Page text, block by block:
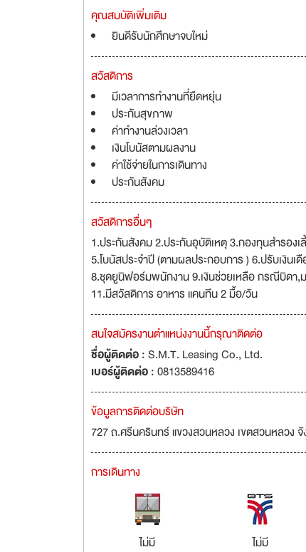
คุณสมบัติเพิ่มเติม
ยินดีรับนักศึกษาจบใหม่
สวัสดิการ
มีเวลาการทำงานที่ยืดหยุ่น
ประกันสุขภาพ
ค่าทำงานล่วงเวลา
เงินโบนัสตามผลงาน
ค่าใช้จ่ายในการเดินทาง
ประกันสังคม
สวัสดิการอื่นๆ
1.ประกันสังคม 2.ประกันอุบัติเหตุ 3.กองทุนสำรอง
5.โบนัสประจำปี (ตามผลประกอบการ ) 6.ปรับเงินเ
8.ชุดยูนิฟอร์มพนักงาน 9.เงินช่วยเหลือ กรณีบิดา
11.มีสวัสดิการ อาหาร แคนทีน 2 มื้อ/วัน
สนใจสมัครงานตำแหน่งงานนี้กรุณาติดต่อ
ชื่อผู้ติดต่อ :S.M.T. Leasing Co., Ltd.
เบอร์ผู้ติดต่อ :0813589416
ข้อมูลการติดต่อบริษัท
727 ถ.ศรีนครินทร์ แขวงสวนหลวง เขตสวนหลวง
การเดินทาง
ไม่มี ไม่มี